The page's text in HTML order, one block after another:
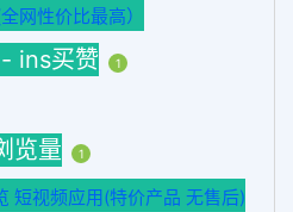
网性价比最高）
ins买赞 1
览量 1
短视频应用(特价产品 无售后)